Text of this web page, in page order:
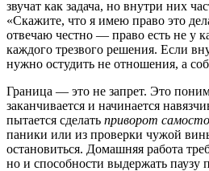
звучат как задача, но внутри них
«Скажите, что я имею право это
отвечаю честно — право есть не у
каждого трезвого решения. Если
нужно остудить не отношения, а
Граница — это не запрет. Это
заканчивается и начинается
пытается сделать приворот
паники или из проверки чужой
остановиться. Домашняя работа
но и способности выдержать паузу